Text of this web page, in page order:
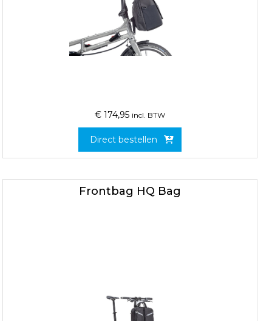
€ 174,95 incl. BTW
Direct bestellen
Frontbag HQ Bag